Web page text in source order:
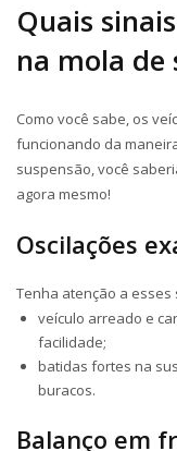
Quais
na mola de
Como você sabe, os
funcionando da
suspensão, você
agora mesmo!
Oscilações
Tenha atenção a esses
veículo arreado e
facilidade;
batidas fortes na
buracos.
Balanço em